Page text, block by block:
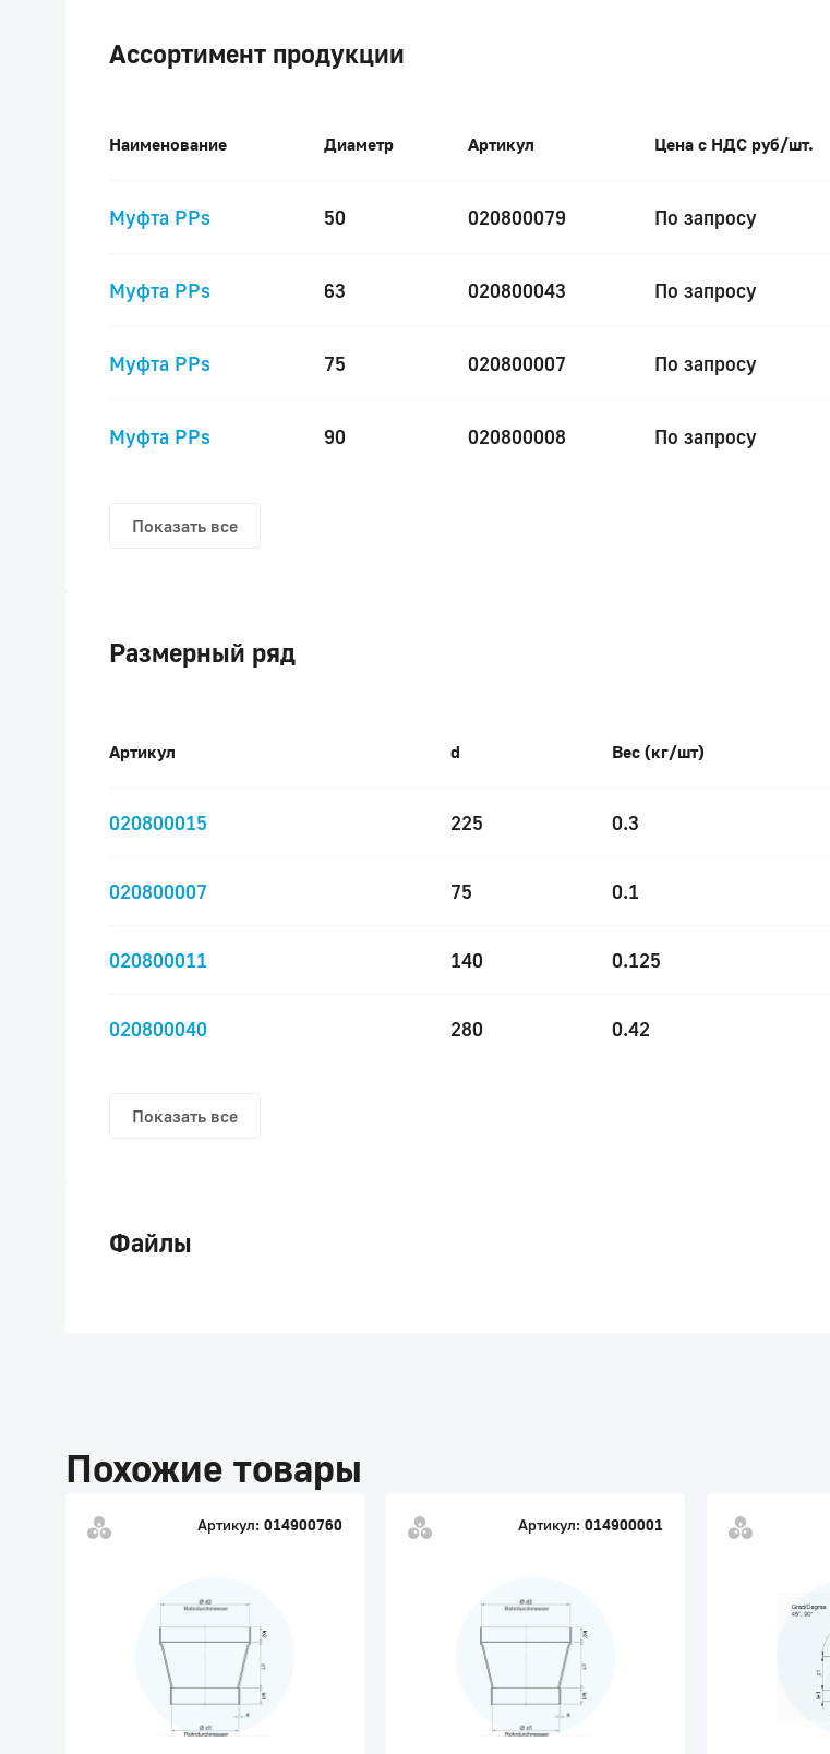
Ассортимент продукции
Наименование Диаметр Артикул Цена с НДС руб/шт.
Муфта PPs 50 020800079 По запросу
Муфта PPs 63 020800043 По запросу
Муфта PPs 75 020800007 По запросу
Муфта PPs 90 020800008 По запросу
Показать все
Размерный ряд
Артикул d Вес (кг/шт)
020800015 225 0.3
020800007 75 0.1
020800011 140 0.125
020800040 280 0.42
Показать все
Файлы
Похожие товары
Артикул: 014900760 Артикул: 014900001